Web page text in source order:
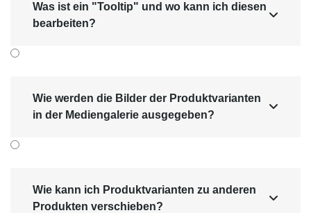
Was ist ein "Tooltip" und wo kann ich diesen
bearbeiten?

Wie werden die Bilder der Produktvarianten
in der Mediengalerie ausgegeben?

Wie kann ich Produktvarianten zu anderen
Produkten verschieben?
